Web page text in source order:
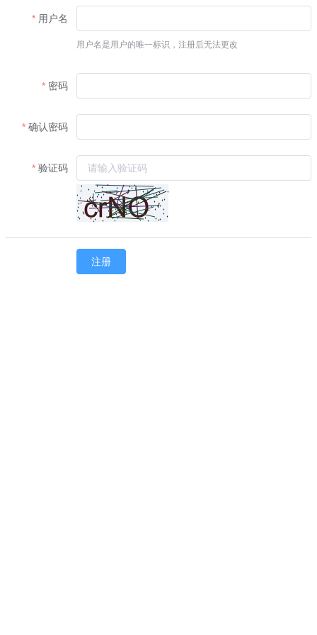
用户名
用户名是用户的唯一标识，注册后无法更改
密码
确认密码
验证码
注册